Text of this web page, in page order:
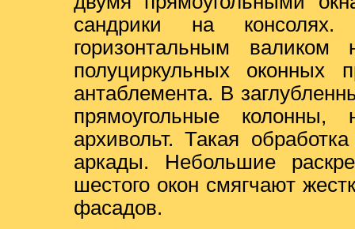
сандрики на
горизонтальным
полуциркульных
антаблемента. В
прямоугольные колонны,
архивольт. Такая
аркады. Небольшие
шестого окон смягчают
фасадов.